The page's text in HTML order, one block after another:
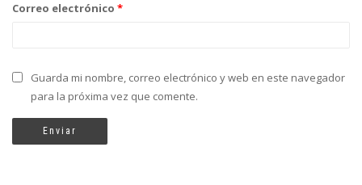
Correo electrónico *
Guarda mi nombre, correo electrónico y web en este navegador
para la próxima vez que comente.